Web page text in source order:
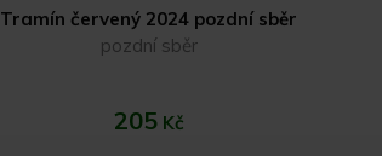
Tramín červený 2024 pozdní sběr
pozdní sběr
205 Kč